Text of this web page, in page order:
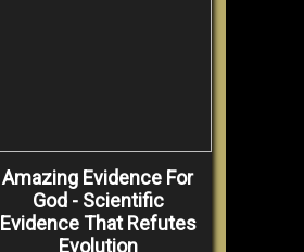
Amazing Evidence For
God - Scientific
Evidence That Refutes
Evolution